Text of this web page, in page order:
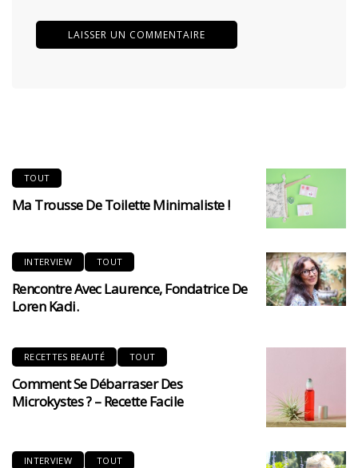
TOUT
Ma Trousse De Toilette Minimaliste !
INTERVIEW TOUT
Rencontre Avec Laurence, Fondatrice De
Loren Kadi.
RECETTES BEAUTÉ TOUT
Comment Se Débarraser Des
Microkystes ? – Recette Facile
INTERVIEW TOUT